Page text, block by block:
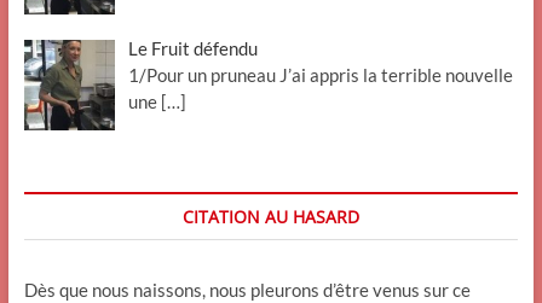
Le Fruit défendu
1/Pour un pruneau J’ai appris la terrible nouvelle
une […]
CITATION AU HASARD
Dès que nous naissons, nous pleurons d’être venus sur ce